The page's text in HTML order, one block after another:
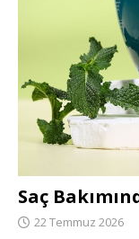
Saç
22 Temmuz 2026